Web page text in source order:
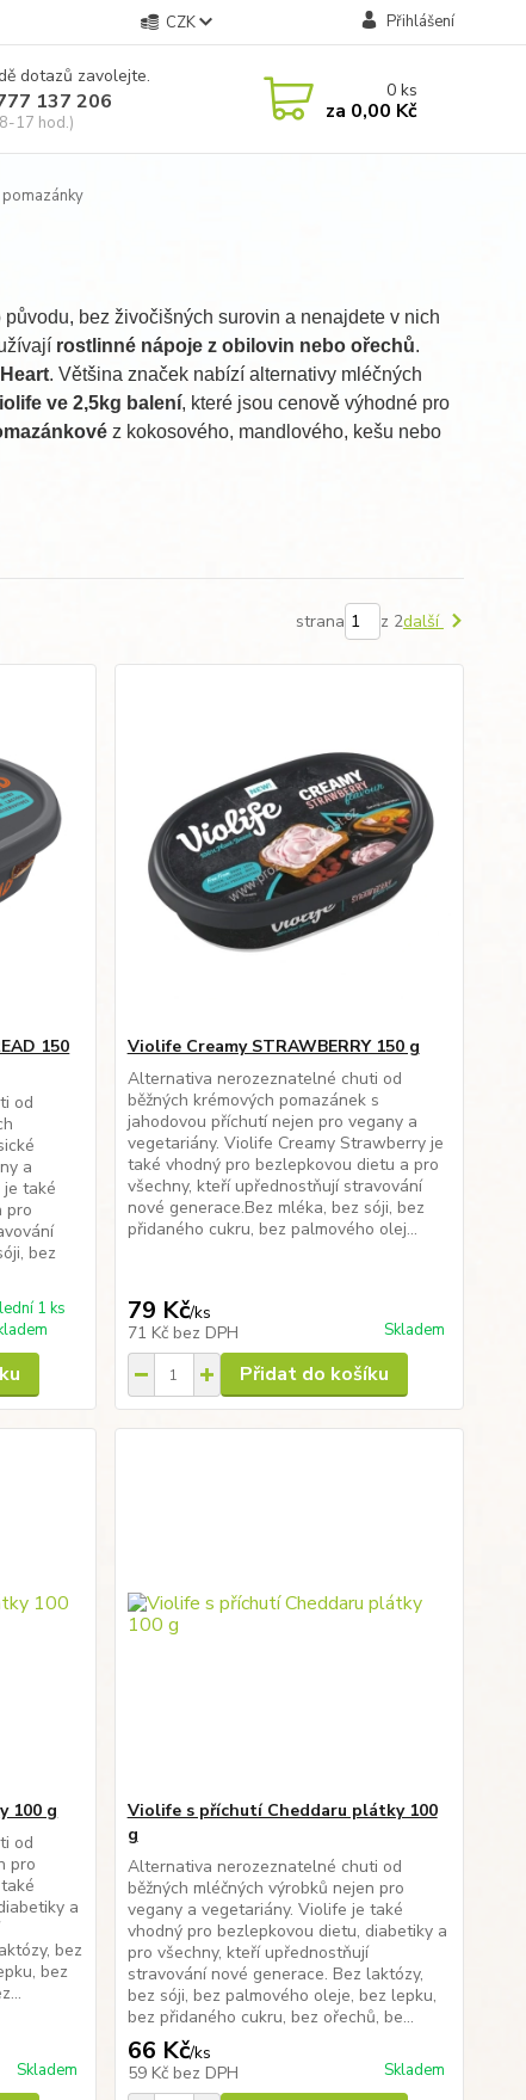
CZK Přihlášení
dotazů zavolejte.
137 206
17 hod.)
0ks
za 0,00 Kč
bez živočišných surovin a nenajdete v nich
rostlinné nápoje z obilovin nebo ořechů.
. Většina značek nabízí alternativy mléčných
ve 2,5kg balení, které jsou cenově výhodné pro
z kokosového, mandlového, kešu nebo
strana z 2další
150
od
a
je také
pro
bez
1 ks
Violife Creamy STRAWBERRY 150 g
Alternativa nerozeznatelné chuti od
běžných krémových pomazánek s
jahodovou příchutí nejen pro vegany a
vegetariány. Violife Creamy Strawberry je
také vhodný pro bezlepkovou dietu a pro
všechny, kteří upřednostňují stravování
nové generace.Bez mléka, bez sóji, bez
přidaného cukru, bez palmového olej...
79 Kč/ks
71 Kč bez DPH Skladem
Přidat do košíku
100 g
od
pro
a
bez
bez
Skladem
Violife s příchutí Cheddaru plátky 100
g
Alternativa nerozeznatelné chuti od
běžných mléčných výrobků nejen pro
vegany a vegetariány. Violife je také
vhodný pro bezlepkovou dietu, diabetiky a
pro všechny, kteří upřednostňují
stravování nové generace. Bez laktózy,
bez sóji, bez palmového oleje, bez lepku,
bez přidaného cukru, bez ořechů, be...
66 Kč/ks
59 Kč bez DPH Skladem